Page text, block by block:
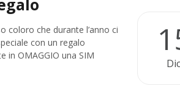
coloro che durante l’anno ci
con un regalo
in OMAGGIO una SIM
Dic